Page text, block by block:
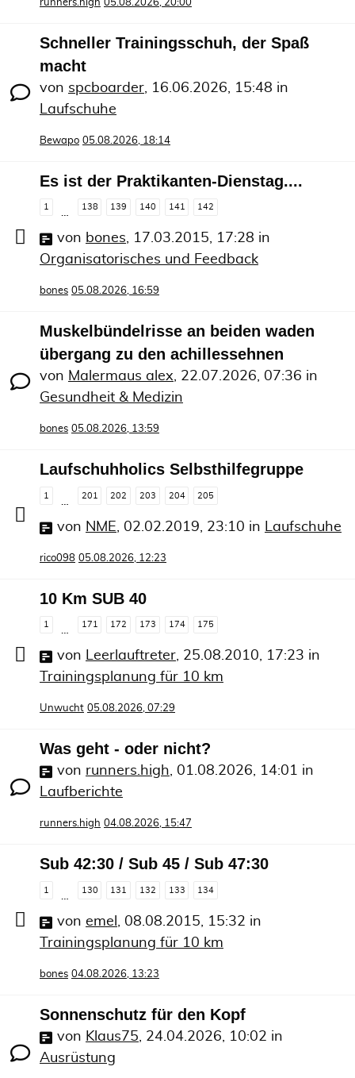
runners.high 05.08.2026, 20:00
Schneller Trainingsschuh, der Spaß
macht
von spcboarder 16.06.2026, 15:48 in
Laufschuhe
Bewapo 05.08.2026, 18:14
Es ist der Praktikanten-Dienstag....
1
…
138 139 140 141 142
von bones, 17.03.2015, 17:28 in
Organisatorisches und Feedback
bones 05.08.2026, 16:59
Muskelbündelrisse an beiden waden
übergang zu den achillessehnen
von Malermaus alex, 22.07.2026, 07:36 in
Gesundheit & Medizin
bones 05.08.2026, 13:59
Laufschuhholics Selbsthilfegruppe
1 201 202 203 204 205
von NME 02.02.2019, 23:10 in Laufschuhe
rico098 05.08.2026, 12:23
10 Km SUB 40
1
…
171 172 173 174 175
von Leerlauftreter, 25.08.2010, 17:23 in
Trainingsplanung für 10 km
Unwucht 05.08.2026, 07:29
Was geht - oder nicht?
von runners.high, 01.08.2026, 14:01 in
Laufberichte
runners.high 04.08.2026, 15:47
Sub 42:30 / Sub 45 / Sub 47:30
1 130 131 132 133 134
von emel 08.08.2015, 15:32 in
Trainingsplanung für 10 km
bones 04.08.2026, 13:23
Sonnenschutz für den Kopf
von Klaus75 24.04.2026, 10:02 in
Ausrüstung